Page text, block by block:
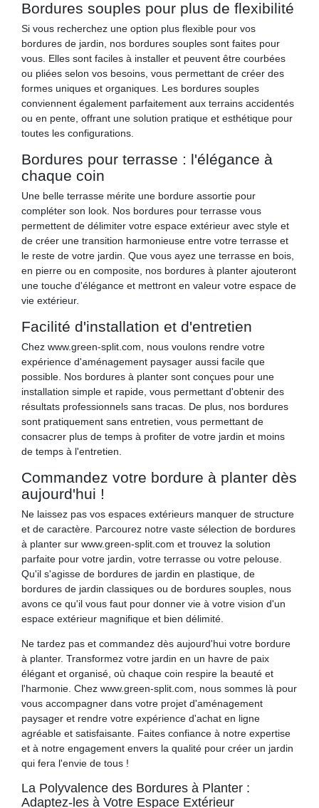
Bordures souples pour plus de flexibilité
Si vous recherchez une option plus flexible pour vos
bordures de jardin, nos bordures souples sont faites pour
vous. Elles sont faciles à installer et peuvent être courbées
ou pliées selon vos besoins, vous permettant de créer des
formes uniques et organiques. Les bordures souples
conviennent également parfaitement aux terrains accidentés
ou en pente, offrant une solution pratique et esthétique pour
toutes les configurations.
Bordures pour terrasse : l'élégance à
chaque coin
Une belle terrasse mérite une bordure assortie pour
compléter son look. Nos bordures pour terrasse vous
permettent de délimiter votre espace extérieur avec style et
de créer une transition harmonieuse entre votre terrasse et
le reste de votre jardin. Que vous ayez une terrasse en bois,
en pierre ou en composite, nos bordures à planter ajouteront
une touche d'élégance et mettront en valeur votre espace de
vie extérieur.
Facilité d'installation et d'entretien
Chez www.green-split.com, nous voulons rendre votre
expérience d'aménagement paysager aussi facile que
possible. Nos bordures à planter sont conçues pour une
installation simple et rapide, vous permettant d'obtenir des
résultats professionnels sans tracas. De plus, nos bordures
sont pratiquement sans entretien, vous permettant de
consacrer plus de temps à profiter de votre jardin et moins
de temps à l'entretien.
Commandez votre bordure à planter dès
aujourd'hui !
Ne laissez pas vos espaces extérieurs manquer de structure
et de caractère. Parcourez notre vaste sélection de bordures
à planter sur www.green-split.com et trouvez la solution
parfaite pour votre jardin, votre terrasse ou votre pelouse.
Qu'il s'agisse de bordures de jardin en plastique, de
bordures de jardin classiques ou de bordures souples, nous
avons ce qu'il vous faut pour donner vie à votre vision d'un
espace extérieur magnifique et bien délimité.
Ne tardez pas et commandez dès aujourd'hui votre bordure
à planter. Transformez votre jardin en un havre de paix
élégant et organisé, où chaque coin respire la beauté et
l'harmonie. Chez www.green-split.com, nous sommes là pour
vous accompagner dans votre projet d'aménagement
paysager et rendre votre expérience d'achat en ligne
agréable et satisfaisante. Faites confiance à notre expertise
et à notre engagement envers la qualité pour créer un jardin
qui fera l'envie de tous !
La Polyvalence des Bordures à Planter :
Adaptez-les à Votre Espace Extérieur